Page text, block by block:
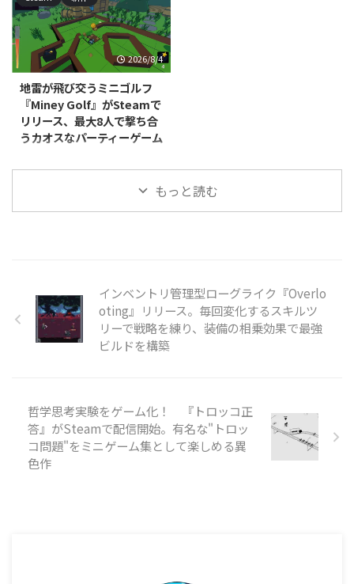
ていく経営シミュレーショ ...
ラー脱出アドベンチャー
『Seventh Mansion: The First
Escape』が2026年7月29日に発
売されました。価格は395円で
す。 本作は、不気味な屋敷に閉
じ込められた主人公が脱出方法を
探る、一人称視点の脱出ホラーゲ
ームです。プレイヤーはパズルを
解きながら屋敷を探索し、徘徊す
「Wicked Nuns」の目を逃れて生
存を目指します。死は単なるゲー
を細部まで観察し、通常の光景に
紛れ込んだ"アベレーション（異
2026/8/4
地雷が飛び交うミニゴルフ
『Miney Golf』がSteamで
リリース、最大8人で撃ち合
うカオスなパーティーゲーム
するPC（Steam）向けカジュア
ルミニゴルフ戦略ゲーム『Miney
ルフです。物理演算に基づいたボ
ールの動きを利用しつつ、地雷を
使って地形を破壊したり対戦相手
を妨害したりしながらホールを進
もっと読む
インベントリ管理型ローグライク『Overlo
oting』リリース。毎回変化するスキルツ
リーで戦略を練り、装備の相乗効果で最強
ビルドを構築
哲学思考実験をゲーム化！ 『トロッコ正
答』がSteamで配信開始。有名な"トロッ
コ問題"をミニゲーム集として楽しめる異
色作